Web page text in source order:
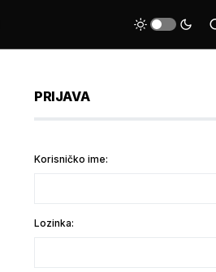
PRIJAVA
Korisničko ime:
Lozinka: